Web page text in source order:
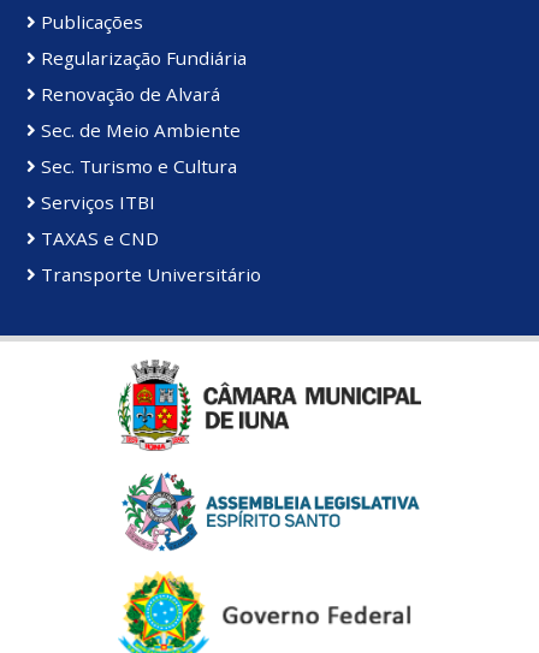
Publicações
Regularização Fundiária
Renovação de Alvará
Sec. de Meio Ambiente
Sec. Turismo e Cultura
Serviços ITBI
TAXAS e CND
Transporte Universitário